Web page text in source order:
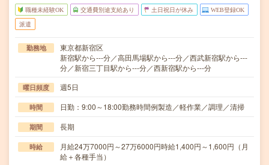
職種未経験OK 交通費別途支給あり 土日祝日が休み WEB登録OK
派遣
勤務地
東京都新宿区
新宿駅から---分／高田馬場駅から---分／西武新宿駅から---
分／新宿三丁目駅から---分／西新宿駅から---分
曜日頻度 週5日
時間 日勤：9:00～18:00勤務時間例製造／軽作業／調理／清掃
期間 長期
時給
月給24万7000円～27万6000円時給1,400円～1,600円（月
給＋各種手当）